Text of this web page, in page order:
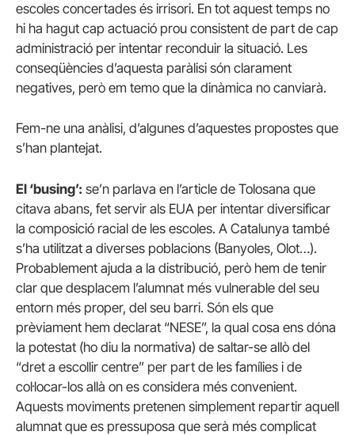
escoles concertades és irrisori. En tot aquest temps no
hi ha hagut cap actuació prou consistent de part de cap
administració per intentar reconduir la situació. Les
conseqüències d’aquesta paràlisi són clarament
negatives, però em temo que la dinàmica no canviarà.
Fem-ne una anàlisi, d’algunes d’aquestes propostes que
s’han plantejat.
El ‘busing’: se’n parlava en l’article de Tolosana que
citava abans, fet servir als EUA per intentar diversificar
la composició racial de les escoles. A Catalunya també
s’ha utilitzat a diverses poblacions (Banyoles, Olot…).
Probablement ajuda a la distribució, però hem de tenir
clar que desplacem l’alumnat més vulnerable del seu
entorn més proper, del seu barri. Són els que
prèviament hem declarat “NESE”, la qual cosa ens dóna
la potestat (ho diu la normativa) de saltar-se allò del
“dret a escollir centre” per part de les famílies i de
col·locar-los allà on es considera més convenient.
Aquests moviments pretenen simplement repartir aquell
alumnat que es pressuposa que serà més complicat